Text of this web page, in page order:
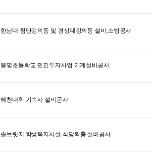
한남대 첨단강의동 및 경상대강의동 설비,소방공사
봉명초등학교 민간투자사업 기계설비공사
혜천대학 기숙사 설비공사
솔브릿지 학생복지시설 식당확충 설비공사